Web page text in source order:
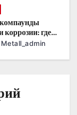
коррозии: где
Metall_admin